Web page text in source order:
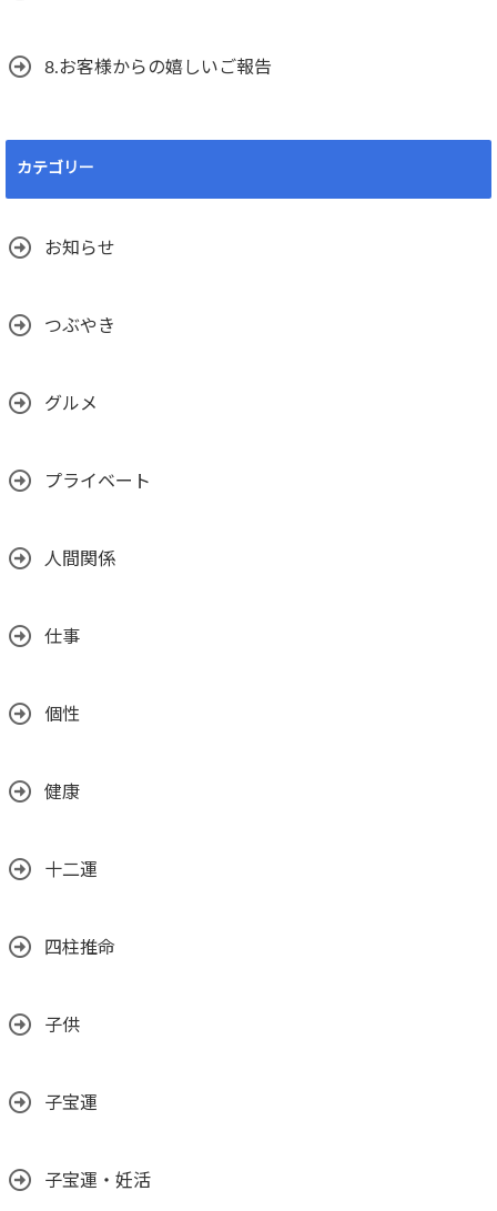
8.お客様からの嬉しいご報告
カテゴリー
お知らせ
つぶやき
グルメ
プライベート
人間関係
仕事
個性
健康
十二運
四柱推命
子供
子宝運
子宝運・妊活